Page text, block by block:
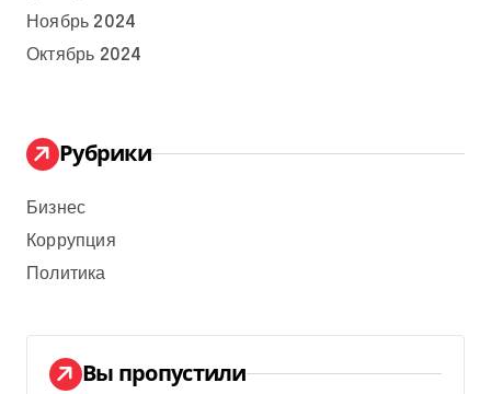
Ноябрь 2024
Октябрь 2024
Рубрики
Бизнес
Коррупция
Политика
Вы пропустили